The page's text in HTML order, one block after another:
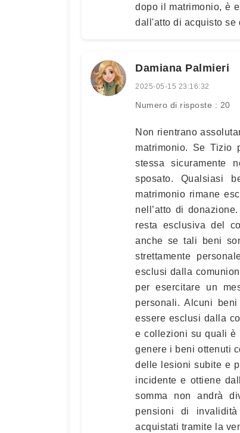
dopo il matrimonio, è
dall'atto di acquisto se
Damiana Palmieri
2025-05-15 23:16:32
Numero di risposte : 20
Non rientrano
matrimonio. Se Tizio
stessa sicuramente
sposato. Qualsiasi
matrimonio rimane
nell’atto di
resta esclusiva del
anche se tali beni
strettamente
esclusi dalla
per esercitare un
personali. Alcuni
essere esclusi dalla
e collezioni su quali è
genere i beni ottenuti
delle lesioni subite e
incidente e ottiene
somma non andrà
pensioni di
acquistati tramite la